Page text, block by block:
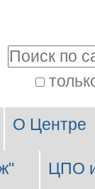
О Центре
ЦПО